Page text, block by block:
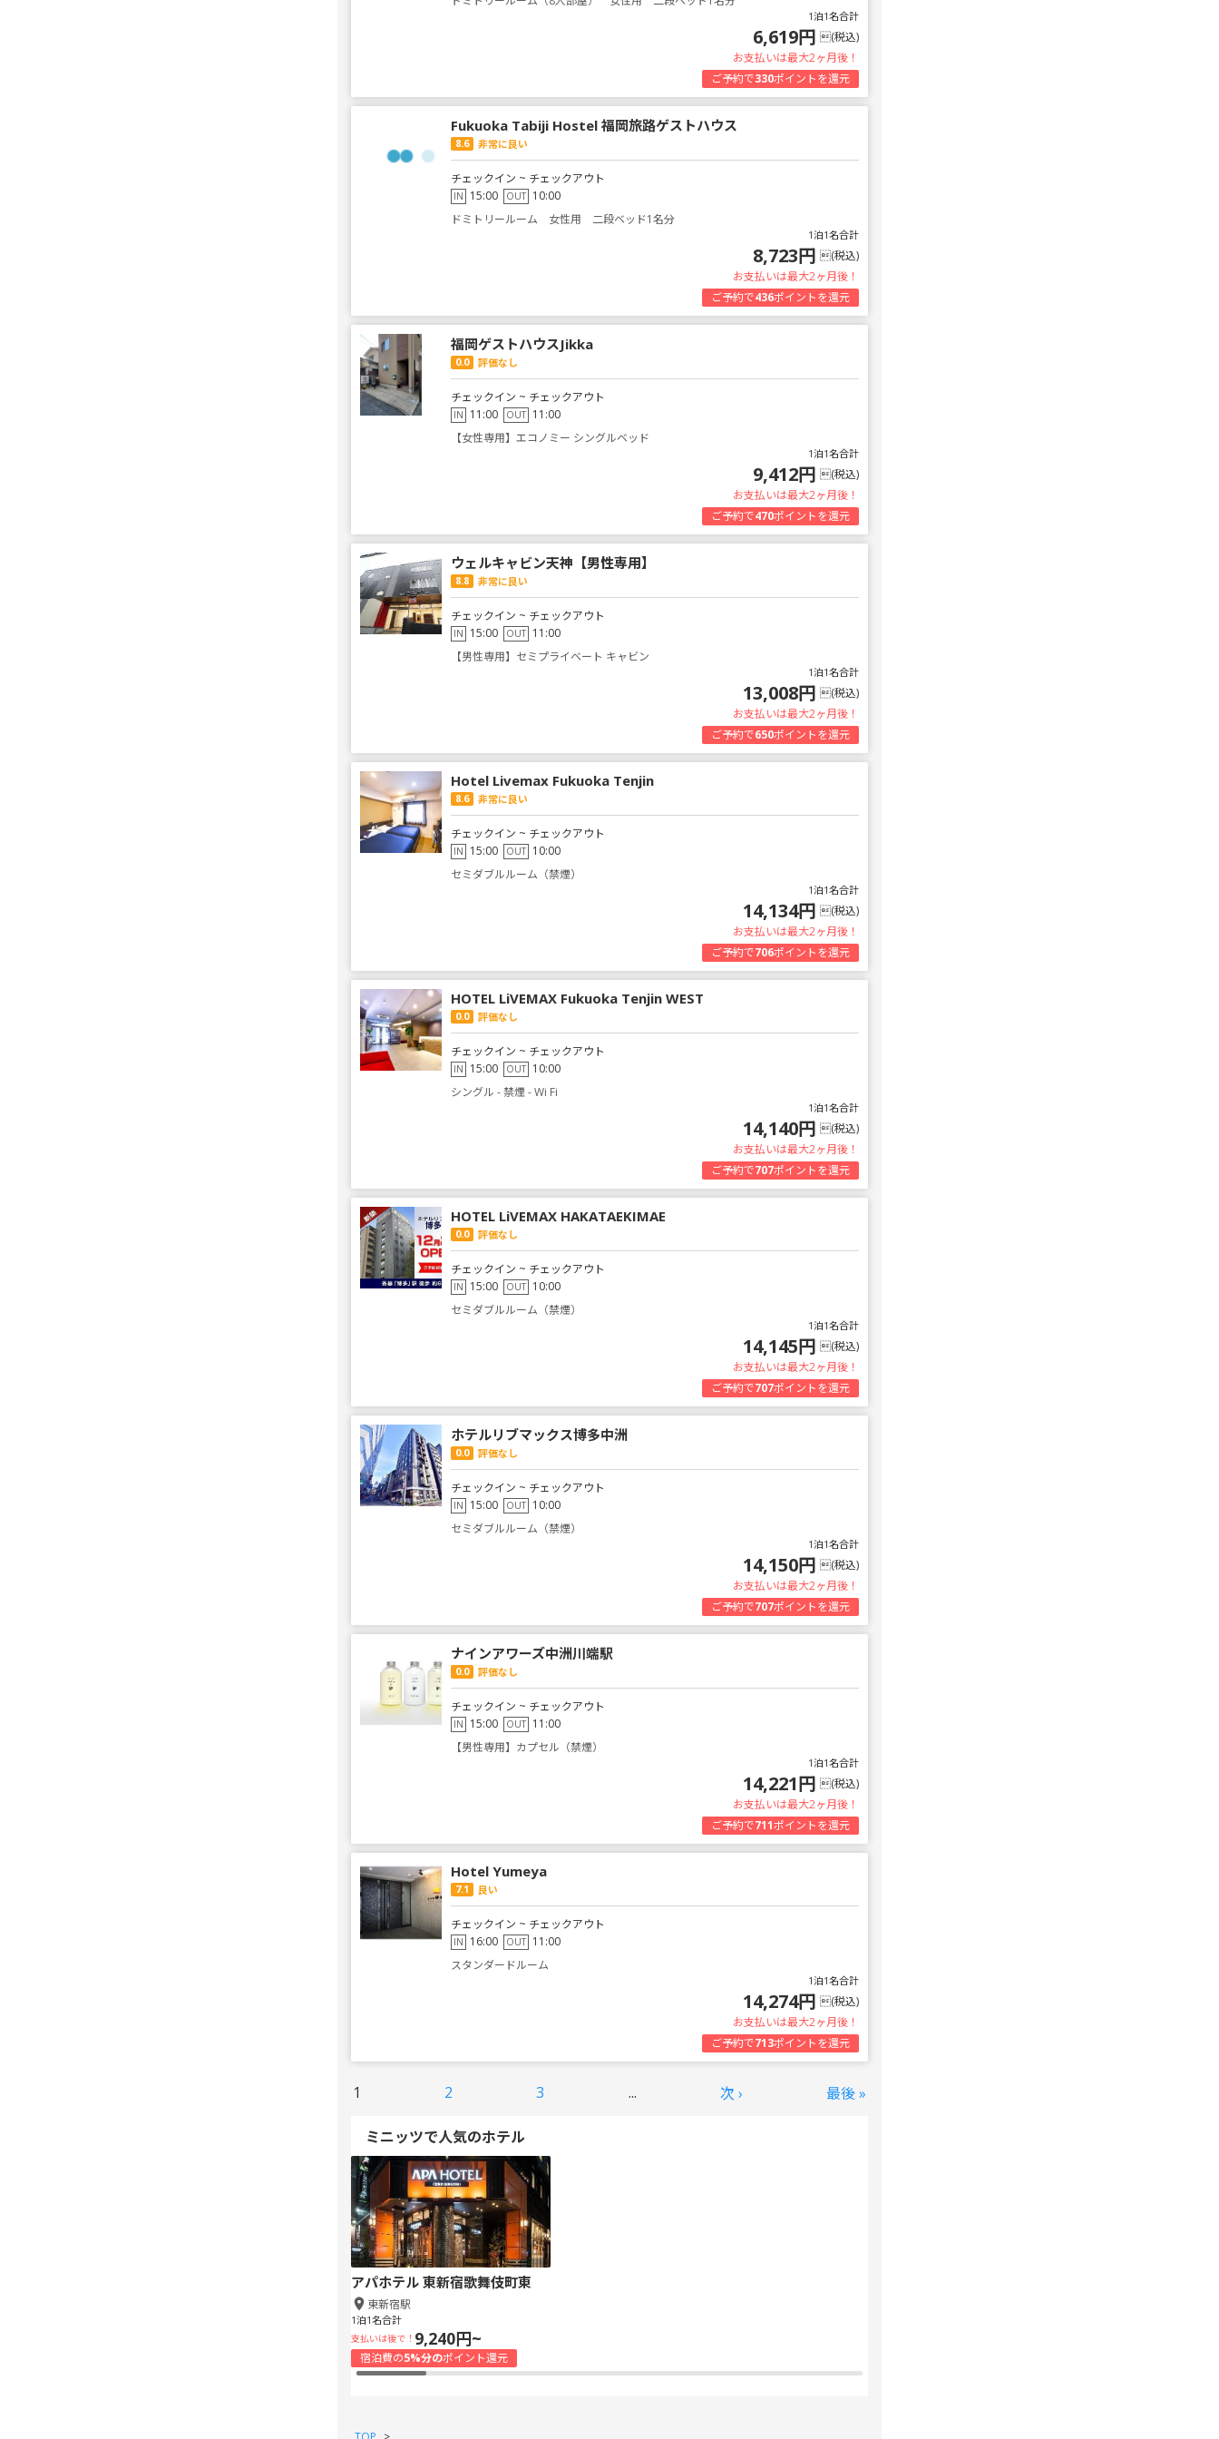
1泊1名合計
6,619円 (税込)
お支払いは最大2ヶ月後！
ご予約で330ポイントを還元
Fukuoka Tabiji Hostel 福岡旅路ゲストハウス
8.6 非常に良い
チェックイン ~ チェックアウト
IN 15:00 OUT 10:00
ドミトリールーム 女性用 二段ベッド1名分
1泊1名合計
8,723円 (税込)
お支払いは最大2ヶ月後！
ご予約で436ポイントを還元
福岡ゲストハウスJikka
0.0 評価なし
チェックイン ~ チェックアウト
IN 11:00 OUT 11:00
【女性専用】エコノミー シングルベッド
1泊1名合計
9,412円 (税込)
お支払いは最大2ヶ月後！
ご予約で470ポイントを還元
ウェルキャビン天神【男性専用】
8.8 非常に良い
チェックイン ~ チェックアウト
IN 15:00 OUT 11:00
【男性専用】セミプライベート キャビン
1泊1名合計
13,008円 (税込)
お支払いは最大2ヶ月後！
ご予約で650ポイントを還元
Hotel Livemax Fukuoka Tenjin
8.6 非常に良い
チェックイン ~ チェックアウト
IN 15:00 OUT 10:00
セミダブルルーム（禁煙）
1泊1名合計
14,134円 (税込)
お支払いは最大2ヶ月後！
ご予約で706ポイントを還元
HOTEL LiVEMAX Fukuoka Tenjin WEST
0.0 評価なし
チェックイン ~ チェックアウト
IN 15:00 OUT 10:00
シングル - 禁煙 - Wi Fi
1泊1名合計
14,140円 (税込)
お支払いは最大2ヶ月後！
ご予約で707ポイントを還元
HOTEL LiVEMAX HAKATAEKIMAE
0.0 評価なし
チェックイン ~ チェックアウト
IN 15:00 OUT 10:00
セミダブルルーム（禁煙）
1泊1名合計
14,145円 (税込)
お支払いは最大2ヶ月後！
ご予約で707ポイントを還元
ホテルリブマックス博多中洲
0.0 評価なし
チェックイン ~ チェックアウト
IN 15:00 OUT 10:00
セミダブルルーム（禁煙）
1泊1名合計
14,150円 (税込)
お支払いは最大2ヶ月後！
ご予約で707ポイントを還元
ナインアワーズ中洲川端駅
0.0 評価なし
チェックイン ~ チェックアウト
IN 15:00 OUT 11:00
【男性専用】カプセル（禁煙）
1泊1名合計
14,221円 (税込)
お支払いは最大2ヶ月後！
ご予約で711ポイントを還元
Hotel Yumeya
7.1 良い
チェックイン ~ チェックアウト
IN 16:00 OUT 11:00
スタンダードルーム
1泊1名合計
14,274円 (税込)
お支払いは最大2ヶ月後！
ご予約で713ポイントを還元
1 2 3 ... 次 › 最後 »
ミニッツで人気のホテル
アパホテル 東新宿歌舞伎町東
東新宿駅
1泊1名合計
支払いは後で！ 9,240円~
宿泊費の5%分のポイント還元